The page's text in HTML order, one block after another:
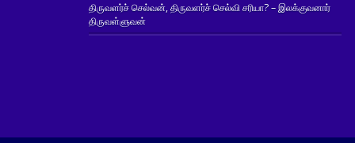
திருவளர்ச் செல்வன், திருவளர்ச் செல்வி சரியா? – இலக்குவனார்
திருவள்ளுவன்